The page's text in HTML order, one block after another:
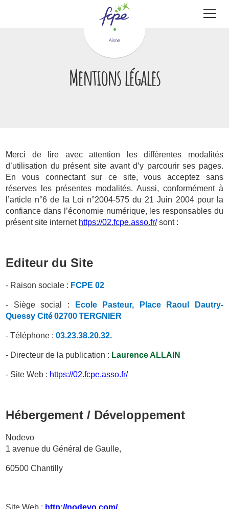
Aisne
Mentions légales
Merci de lire avec attention les différentes modalités
d’utilisation du présent site avant d’y parcourir ses pages.
En vous connectant sur ce site, vous acceptez sans
réserves les présentes modalités. Aussi, conformément à
l’article n°6 de la Loi n°2004-575 du 21 Juin 2004 pour la
confiance dans l’économie numérique, les responsables du
présent site internet https://02.fcpe.asso.fr/sont :
Editeur du Site
- Raison sociale : FCPE02
- Siège social : Ecole Pasteur,
Place Raoul Dautry-
Quessy Cité02700TERGNIER
- Téléphone :03.23.38.20.32.
- Directeur de la publication : LaurenceALLAIN
- Site Web : https://02.fcpe.asso.fr/
Hébergement / Développement
Nodevo
1 avenue du Général de Gaulle,
60500 Chantilly
Site Web : http://nodevo.com/
Panneau de gestion des cookies